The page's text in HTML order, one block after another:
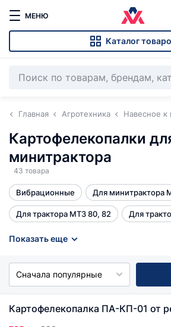
МЕНЮ
Каталог
Главная Агротехника Навесное к
Картофелекопалки
минитрактора
43 товара
Вибрационные Для минитрактора
Для трактора МТЗ 80, 82 Для
Однорядная
Показать еще
Сначала популярные
Картофелекопалка ПА-КП-01 от